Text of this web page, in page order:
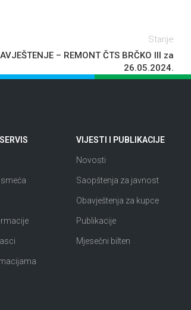
Starije
– REMONT ČTS BRČKO III za
26.05.2024.
VIJESTI I PUBLIKACIJE
Novosti
Saopštenja za javnost
Obavještenja za kupce
Publikacije
Mjesečni bilten